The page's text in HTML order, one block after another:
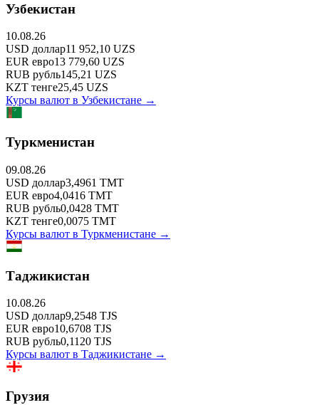
Узбекистан
10.08.26
USD доллар11 952,10 UZS
EUR евро13 779,60 UZS
RUB рубль145,21 UZS
KZT тенге25,45 UZS
Курсы валют в Узбекистане →
Туркменистан
09.08.26
USD доллар3,4961 TMT
EUR евро4,0416 TMT
RUB рубль0,0428 TMT
KZT тенге0,0075 TMT
Курсы валют в Туркменистане →
Таджикистан
10.08.26
USD доллар9,2548 TJS
EUR евро10,6708 TJS
RUB рубль0,1120 TJS
Курсы валют в Таджикистане →
Грузия